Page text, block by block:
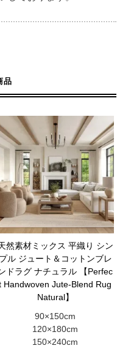
品
然素材ミックス 平織り シン
プル ジュート＆コットンブレ
ドラグ ナチュラル 【Perfec
Handwoven Jute-Blend Rug
Natural】
90×150cm
120×180cm
150×240cm